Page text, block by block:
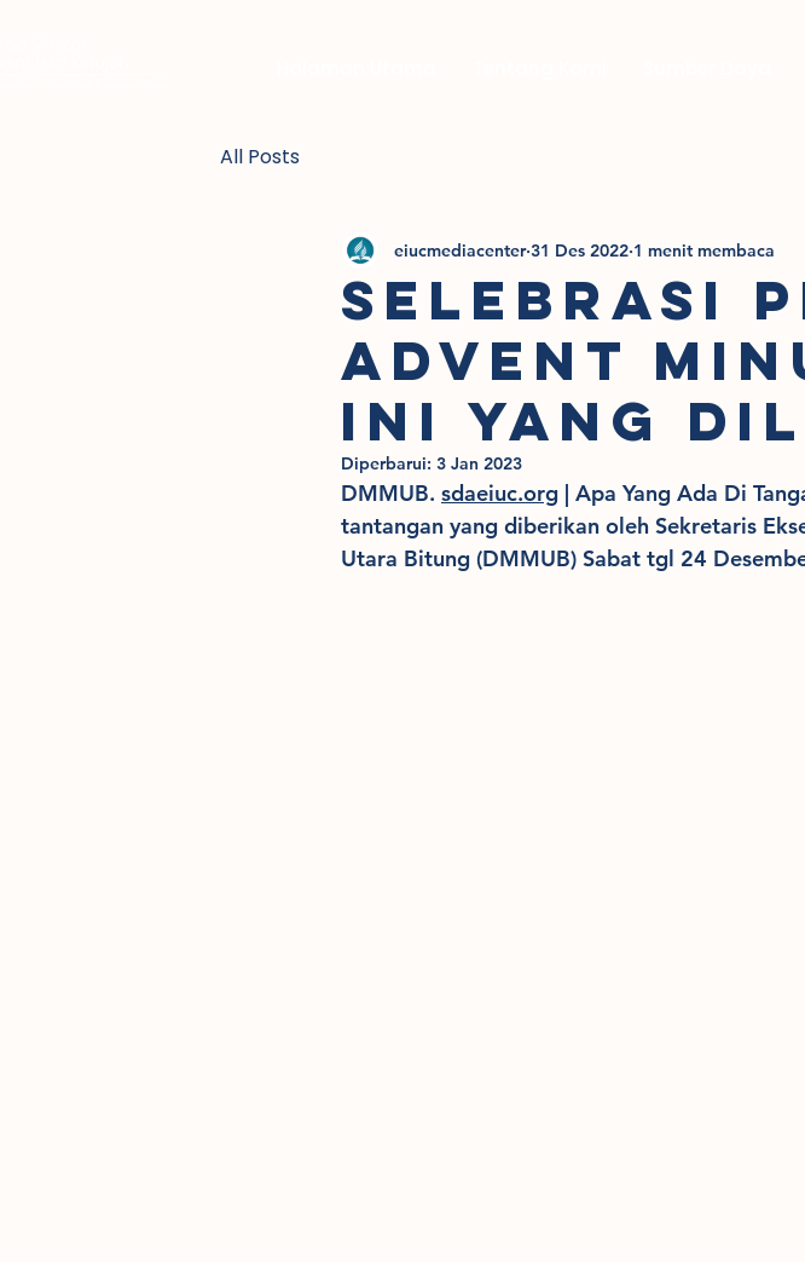
All Posts
SELEBRASI
ADVENT
INI YANG
eiucmediacenter 31 Des 2022 1 menit membaca
Diperbarui: 3 Jan 2023
DMMUB. sdaeiuc.org | Apa Yang Ada Di
tantangan yang diberikan oleh Sekretaris
Utara Bitung (DMMUB) Sabat tgl 24